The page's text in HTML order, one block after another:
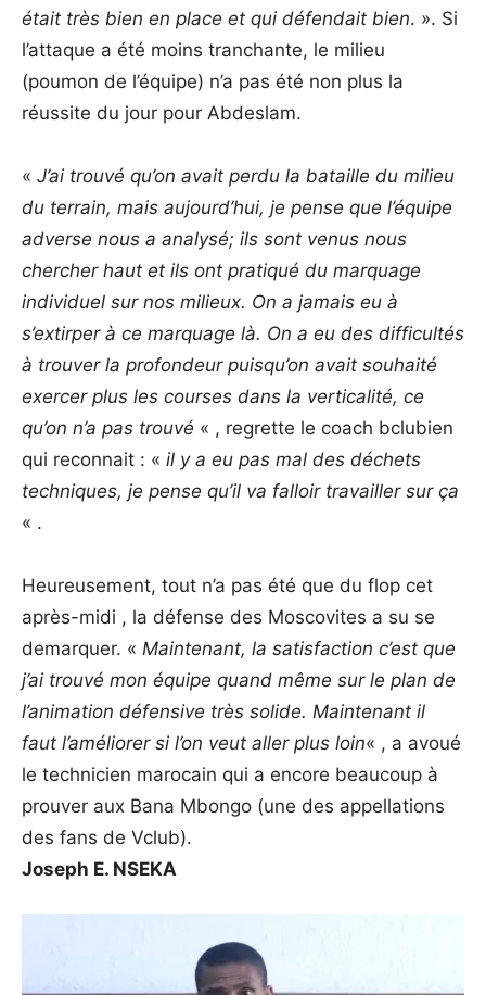
était très bien en place et qui défendait bien. ». Si
l’attaque a été moins tranchante, le milieu
(poumon de l’équipe) n’a pas été non plus la
réussite du jour pour Abdeslam.
« J’ai trouvé qu’on avait perdu la bataille du milieu
du terrain, mais aujourd’hui, je pense que l’équipe
adverse nous a analysé; ils sont venus nous
chercher haut et ils ont pratiqué du marquage
individuel sur nos milieux. On a jamais eu à
s’extirper à ce marquage là. On a eu des difficultés
à trouver la profondeur puisqu’on avait souhaité
exercer plus les courses dans la verticalité, ce
qu’on n’a pas trouvé « , regrette le coach bclubien
qui reconnait : « il y a eu pas mal des déchets
techniques, je pense qu’il va falloir travailler sur ça
« .
Heureusement, tout n’a pas été que du flop cet
après-midi , la défense des Moscovites a su se
demarquer. « Maintenant, la satisfaction c’est que
j’ai trouvé mon équipe quand même sur le plan de
l’animation défensive très solide. Maintenant il
faut l’améliorer si l’on veut aller plus loin« , a avoué
le technicien marocain qui a encore beaucoup à
prouver aux Bana Mbongo (une des appellations
des fans de Vclub).
Joseph E. NSEKA